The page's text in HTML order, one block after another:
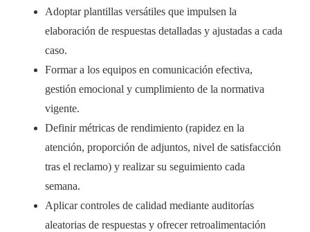
Adoptar plantillas versátiles que impulsen la
elaboración de respuestas detalladas y ajustadas a cada
caso.
Formar a los equipos en comunicación efectiva,
gestión emocional y cumplimiento de la normativa
vigente.
Definir métricas de rendimiento (rapidez en la
atención, proporción de adjuntos, nivel de satisfacción
tras el reclamo) y realizar su seguimiento cada
semana.
Aplicar controles de calidad mediante auditorías
aleatorias de respuestas y ofrecer retroalimentación